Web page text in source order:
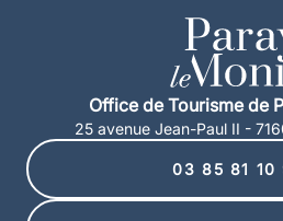
Office de Tourisme de
25 avenue Jean-Paul II -
03 85 81 10